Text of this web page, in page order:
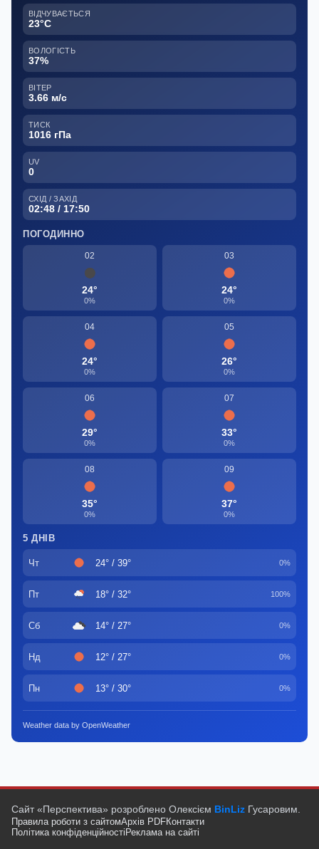
ВІДЧУВАЄТЬСЯ
23°C
ВОЛОГІСТЬ
37%
ВІТЕР
3.66 м/с
ТИСК
1016 гПа
UV
0
СХІД / ЗАХІД
02:48 / 17:50
ПОГОДИННО
02
24°
0%
03
24°
0%
04
24°
0%
05
26°
0%
06
29°
0%
07
33°
0%
08
35°
0%
09
37°
0%
5 ДНІВ
Чт 24° / 39° 0%
Пт 18° / 32° 100%
Сб 14° / 27° 0%
Нд 12° / 27° 0%
Пн 13° / 30° 0%
Weather data by OpenWeather
Сайт «Перспектива» розроблено Олексієм BinLiz Гусаровим.
Правила роботи з сайтомАрхів PDFКонтакти
Політика конфіденційності Реклама на сайті